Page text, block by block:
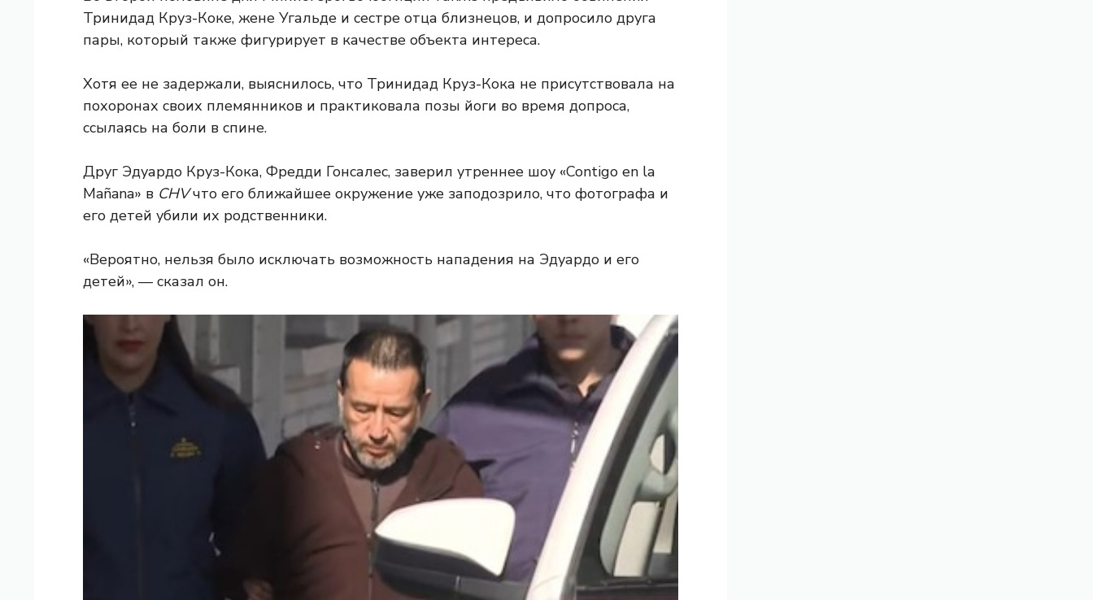
Тринидад Круз-Коке, жене Угальде и сестре отца близнецов, и допросило друга
пары, который также фигурирует в качестве объекта интереса.
Хотя ее не задержали, выяснилось, что Тринидад Круз-Кока не присутствовала на
похоронах своих племянников и практиковала позы йоги во время допроса,
ссылаясь на боли в спине.
Друг Эдуардо Круз-Кока, Фредди Гонсалес, заверил утреннее шоу «Contigo en la
Mañana» в CHVчто его ближайшее окружение уже заподозрило, что фотографа и
его детей убили их родственники.
«Вероятно, нельзя было исключать возможность нападения на Эдуардо и его
детей», — сказал он.